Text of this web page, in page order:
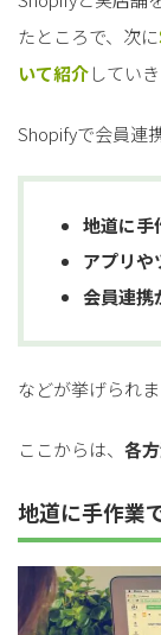
たところで、次に
いて紹介していき
Shopifyで会員連
地道に手
アプリや
会員連携
などが挙げられま
ここからは、 各
地道に手作業